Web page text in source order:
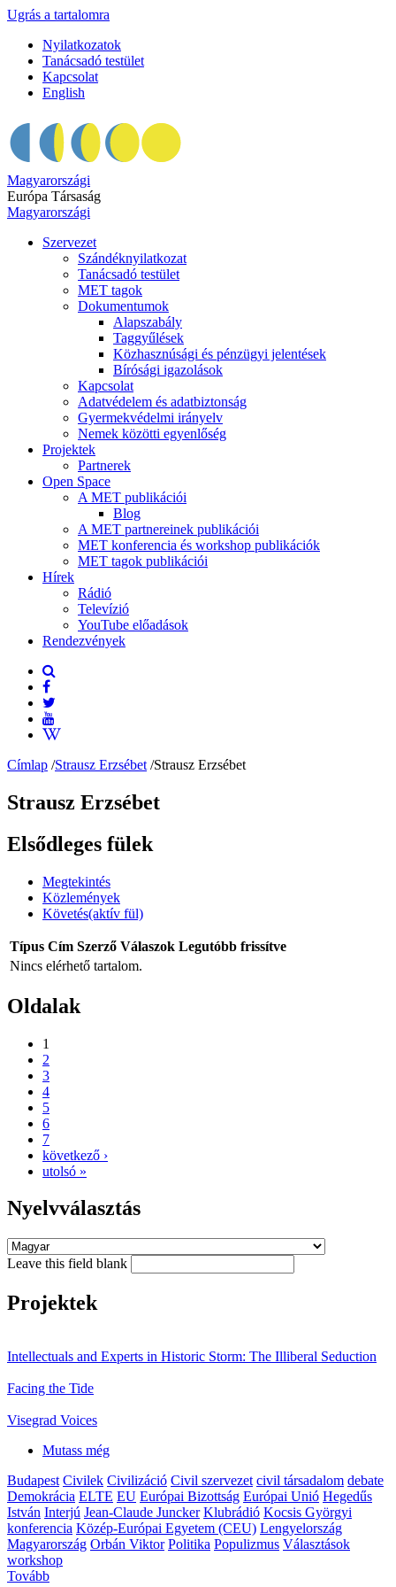
Ugrás a tartalomra
Nyilatkozatok
Tanácsadó testület
Kapcsolat
English
Magyarországi
Európa Társaság
Magyarországi
Szervezet
Szándéknyilatkozat
Tanácsadó testület
MET tagok
Dokumentumok
Alapszabály
Taggyűlések
Közhasznúsági és pénzügyi jelentések
Bírósági igazolások
Kapcsolat
Adatvédelem és adatbiztonság
Gyermekvédelmi irányelv
Nemek közötti egyenlőség
Projektek
Partnerek
Open Space
A MET publikációi
Blog
A MET partnereinek publikációi
MET konferencia és workshop publikációk
MET tagok publikációi
Hírek
Rádió
Televízió
YouTube előadások
Rendezvények
Címlap /Strausz Erzsébet /Strausz Erzsébet
Strausz Erzsébet
Elsődleges fülek
Megtekintés
Közlemények
Követés(aktív fül)
Típus Cím Szerző Válaszok Legutóbb frissítve
Nincs elérhető tartalom.
Oldalak
1
2
3
4
5
6
7
következő ›
utolsó »
Nyelvválasztás
Leave this field blank
Projektek
Intellectuals and Experts in Historic Storm: The Illiberal Seduction
Facing the Tide
Visegrad Voices
Mutass még
Budapest Civilek Civilizáció Civil szervezet civil társadalom debate
Demokrácia ELTE EU Európai Bizottság Európai Unió Hegedűs
István Interjú Jean-Claude Juncker Klubrádió Kocsis Györgyi
konferencia Közép-Európai Egyetem (CEU) Lengyelország
Magyarország Orbán Viktor Politika Populizmus Választások
workshop
Tovább